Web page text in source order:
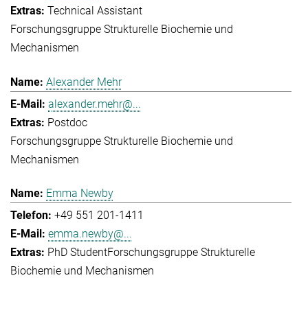
Technical Assistant
Forschungsgruppe Strukturelle Biochemie und
Mechanismen
Alexander Mehr
alexander.mehr@...
Postdoc
Forschungsgruppe Strukturelle Biochemie und
Mechanismen
Emma Newby
+49 551 201-1411
emma.newby@...
PhD StudentForschungsgruppe Strukturelle
Biochemie und Mechanismen